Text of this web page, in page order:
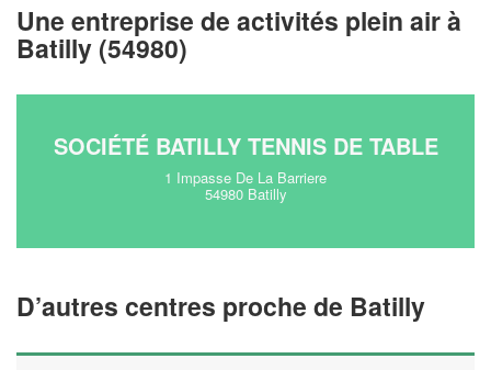
Une entreprise de activités plein air à
Batilly (54980)
SOCIÉTÉ BATILLY TENNIS DE TABLE
1 Impasse De La Barriere
54980 Batilly
D’autres centres proche de Batilly
nouveaux clients!